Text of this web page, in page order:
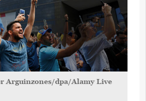
Arguinzones/dpa/Alamy Live